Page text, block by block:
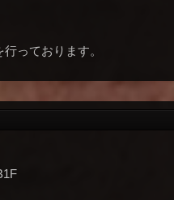
っております。